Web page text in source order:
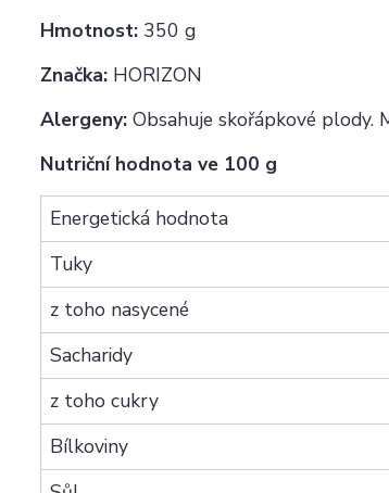
Hmotnost: 350 g
Značka: HORIZON
Alergeny: Obsahuje skořápkové plody.
Nutriční hodnota ve 100 g
Energetická hodnota
Tuky
z toho nasycené
Sacharidy
z toho cukry
Bílkoviny